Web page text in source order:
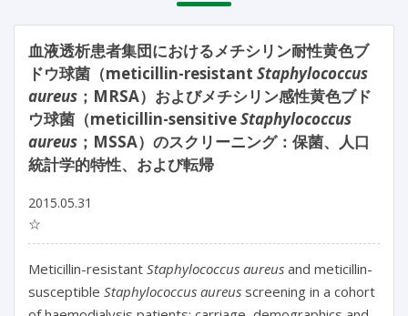
血液透析患者集団におけるメチシリン耐性黄色ブ
ドウ球菌（meticillin-resistant Staphylococcus
aureus ；MRSA）およびメチシリン感性黄色ブド
ウ球菌（meticillin-sensitiveStaphylococcus
aureus ；MSSA）のスクリーニング：保菌、人口
統計学的特性、および転帰
2015.05.31
☆
Meticillin-resistant Staphylococcus aureus and meticillin-
susceptible Staphylococcus aureus screening in a cohort